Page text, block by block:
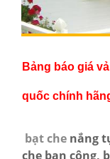
Bảng báo giá
quốc chính
bạt che nắng
che ban công,